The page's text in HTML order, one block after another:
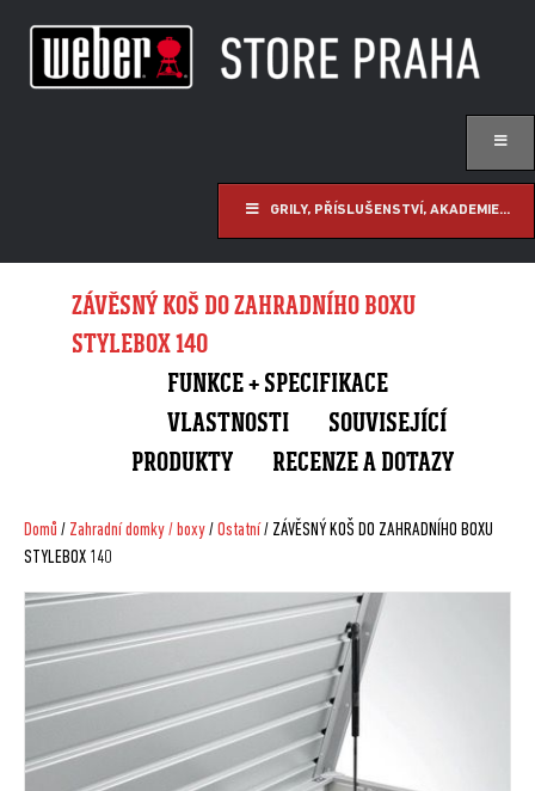
GRILY, PŘÍSLUŠENSTVÍ, AKADEMIE...
ZÁVĚSNÝ KOŠ DO ZAHRADNÍHO BOXU
STYLEBOX 140
FUNKCE + SPECIFIKACE
VLASTNOSTI
SOUVISEJÍCÍ
PRODUKTY
RECENZE A DOTAZY
Domů / Zahradní domky / boxy/Ostatní/ ZÁVĚSNÝ KOŠ DO ZAHRADNÍHO BOXU
STYLEBOX 140